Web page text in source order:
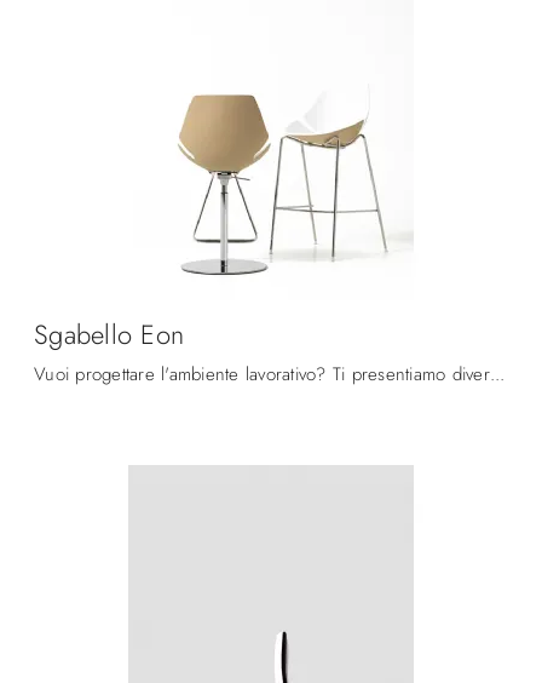
Sgabello Eon
Vuoi progettare l'ambiente lavorativo? Ti presentiamo diverse proposte di sedie ospiti e attesa in plastica, come il modello Sgabello Eon di ...